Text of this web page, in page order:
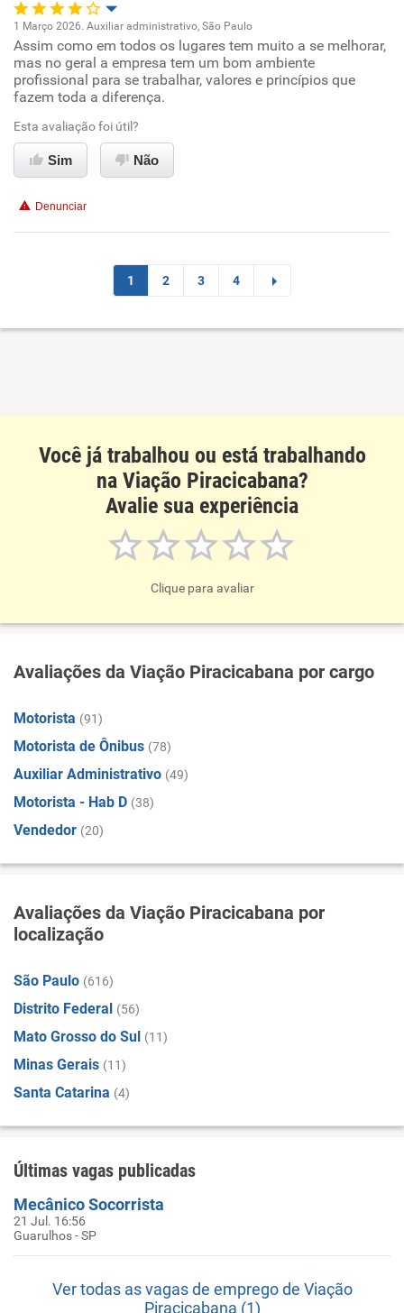
Não recomenda a diretoria
Oportunidade de promoção
Ambiente de trabalho
Conciliação com a vida familiar
Benefícios
1 Março 2026. Auxiliar administrativo, São Paulo
Assim como em todos os lugares tem muito a se melhorar,
mas no geral a empresa tem um bom ambiente
profissional para se trabalhar, valores e princípios que
fazem toda a diferença.
Esta avaliação foi útil?
Sim Não
Denunciar
1 2 3 4
Você já trabalhou ou está trabalhando
na Viação Piracicabana?
Avalie sua experiência
Clique para avaliar
Avaliações da Viação Piracicabana por cargo
Motorista (91)
Motorista de Ônibus (78)
Auxiliar Administrativo (49)
Motorista - Hab D (38)
Vendedor (20)
Avaliações da Viação Piracicabana por
localização
São Paulo (616)
Distrito Federal (56)
Mato Grosso do Sul (11)
Minas Gerais (11)
Santa Catarina (4)
Últimas vagas publicadas
Mecânico Socorrista
21 Jul. 16:56
Guarulhos - SP
Ver todas as vagas de emprego de Viação
Piracicabana (1)